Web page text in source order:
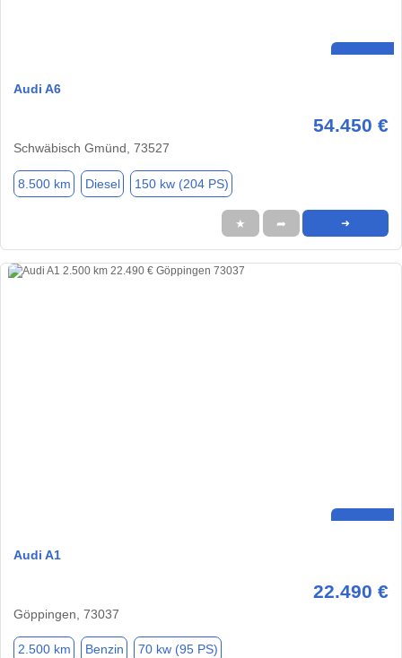
Audi A6
54.450 €
Schwäbisch Gmünd, 73527
8.500 km Diesel 150 kw (204 PS)
★ ➦ ➜
Audi A1
22.490 €
Göppingen, 73037
2.500 km Benzin 70 kw (95 PS)